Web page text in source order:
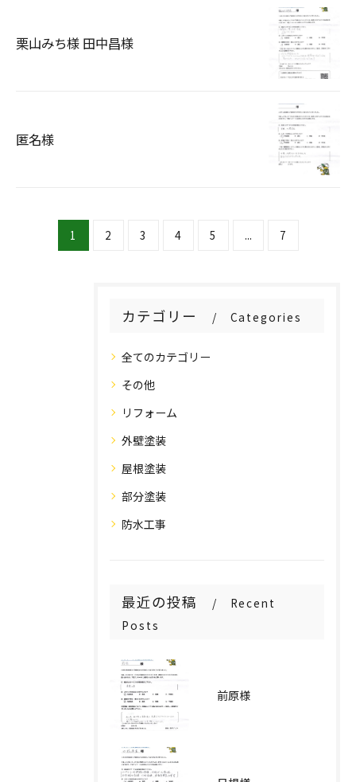
栗山みち様 田中昌様
匿名様
1 2 3 4 5 ... 7
カテゴリー Categories
全てのカテゴリー
その他
リフォーム
外壁塗装
屋根塗装
部分塗装
防水工事
最近の投稿
Recent
Posts
前原様